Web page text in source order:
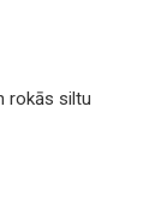
rokās siltu